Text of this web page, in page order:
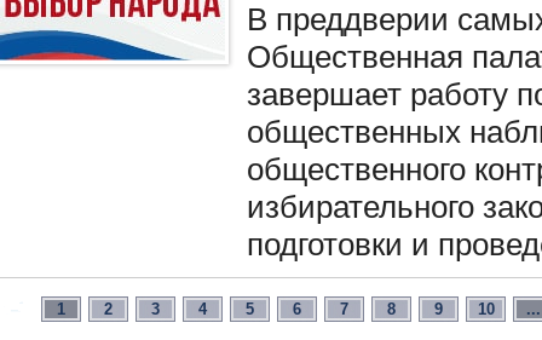
В преддверии
Общественная
завершает работу
общественных
общественного
избирательного
подготовки и
1 2 3 4 5 6 7 8 9 10 ...